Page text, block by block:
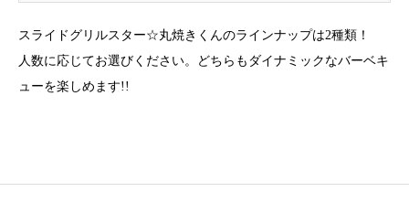
スライドグリルスター☆丸焼きくんのラインナップは2種類！
人数に応じてお選びください。どちらもダイナミックなバーベキ
ューを楽しめます!!